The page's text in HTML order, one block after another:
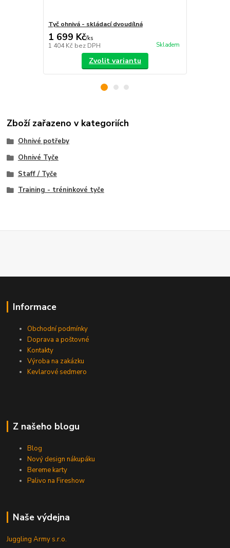
Tyč ohnivá - skládací dvoudílná
1 699 Kč/ks
1 404 Kč bez DPH Skladem
Zvolit variantu
Zboží zařazeno v kategoriích
Ohnivé potřeby
Ohnivé Tyče
Staff / Tyče
Training - tréninkové tyče
Informace
Obchodní podmínky
Doprava a poštovné
Kontakty
Výroba na zakázku
Kevlarové sedmero
Z našeho blogu
Blog
Nový design nákupáku
Bereme karty
Palivo na Fireshow
Naše výdejna
Juggling Army s.r.o.